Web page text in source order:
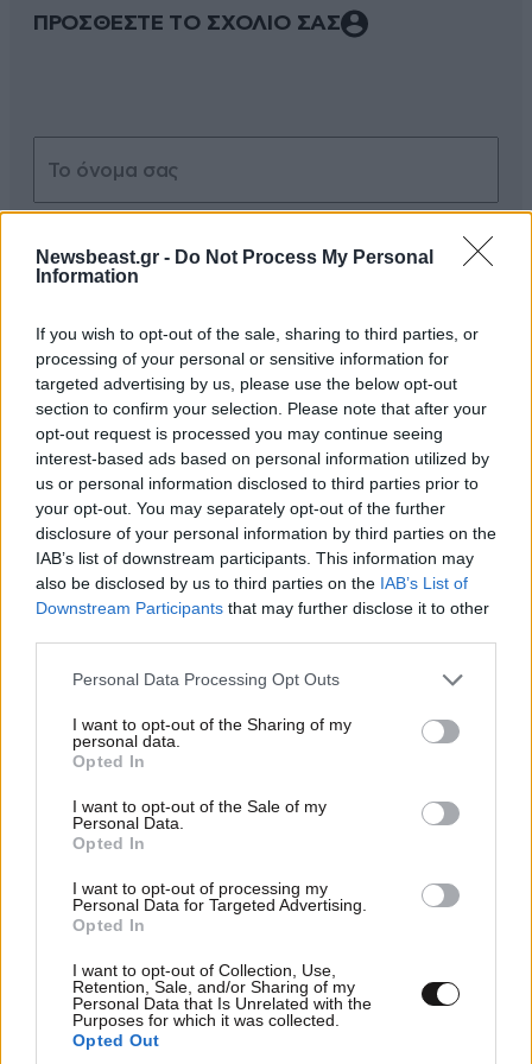
Newsbeast.gr - Do Not Process My Personal
Information
If you wish to opt-out of the sale, sharing to third parties, or
processing of your personal or sensitive information for
targeted advertising by us, please use the below opt-out
section to confirm your selection. Please note that after your
opt-out request is processed you may continue seeing
interest-based ads based on personal information utilized by
us or personal information disclosed to third parties prior to
your opt-out. You may separately opt-out of the further
disclosure of your personal information by third parties on the
IAB’s list of downstream participants. This information may
also be disclosed by us to third parties on the IAB’s List of
Downstream Participants that may further disclose it to other
Please note that this website/app uses one or more Google
not limited to your visit or usage behaviour. You may click to
grant or deny consent to Google and its third-party tags to
use your data for below specified purposes in below Google
consent section.
Personal Data Processing Opt Outs
I want to opt-out of the Sharing of my
personal data.
Opted In
I want to opt-out of the Sale of my
Personal Data.
Opted In
I want to opt-out of processing my
Personal Data for Targeted Advertising.
Opted In
I want to opt-out of Collection, Use,
Retention, Sale, and/or Sharing of my
Personal Data that Is Unrelated with the
Purposes for which it was collected.
Opted Out
ΠΡΟΣΘΕΣΤΕ ΤΟ ΣΧΟΛΙΟ ΣΑΣ
Διαβάστε και ακολουθήστε τους κανόνες σχολιασμού
ΠΡΟΣΘΗΚΗ
Υπέροχα μαντάτα 11·06·2026 15:46
Καλό είναι να σώζονται οι ζωές αλλά αυτοί όπως το
πάνε θα βάζουν βηματοδότη κι απεινιδωτή στον
καθένα. Καλού κακού. Και ποιος δε θα βάλει αν του
άνθρωποι και τώρα εκεί στα 22 χρειάζεσαι ετήσιο
τσεκ απ, χρειάζεσαι 452 εξετάσεις ετησίως αλλά και
σου χαλάσει το δερμάτινο και υποστεί καμιά φθορά.
Απαντήστε